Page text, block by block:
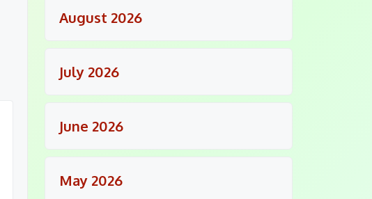
August 2026
July 2026
June 2026
May 2026